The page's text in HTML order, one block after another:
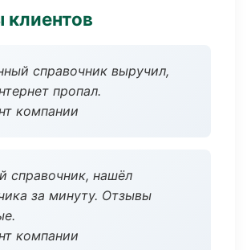
справочник выручил,
пропал.
компании
справочник, нашёл
за минуту. Отзывы
компании